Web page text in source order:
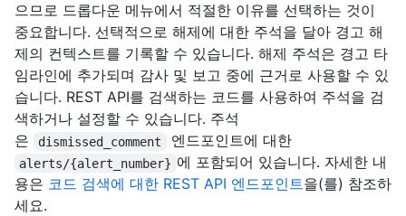
으므로 드롭다운 메뉴에서 적절한 이유를 선택하는 것이
중요합니다. 선택적으로 해제에 대한 주석을 달아 경고 해
제의 컨텍스트를 기록할 수 있습니다. 해제 주석은 경고 타
임라인에 추가되며 감사 및 보고 중에 근거로 사용할 수 있
습니다. REST API를 검색하는 코드를 사용하여 주석을 검
색하거나 설정할 수 있습니다. 주석
은
dismissed_comment 엔드포인트에 대한
alerts/{alert_number} 에 포함되어 있습니다. 자세한 내
용은 코드 검색에 대한 REST API 엔드포인트을(를) 참조하
세요.